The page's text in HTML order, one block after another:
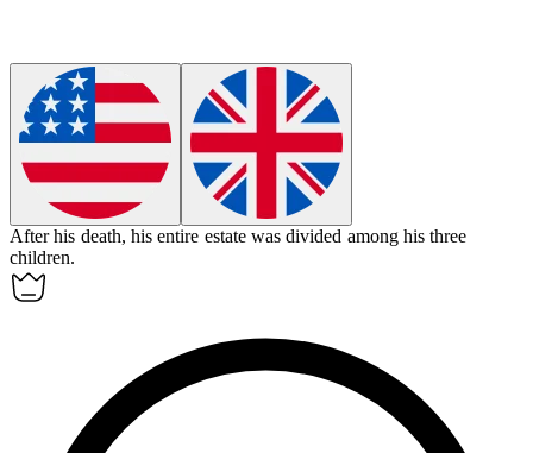
After his death, his entire estate was divided among his three
children.